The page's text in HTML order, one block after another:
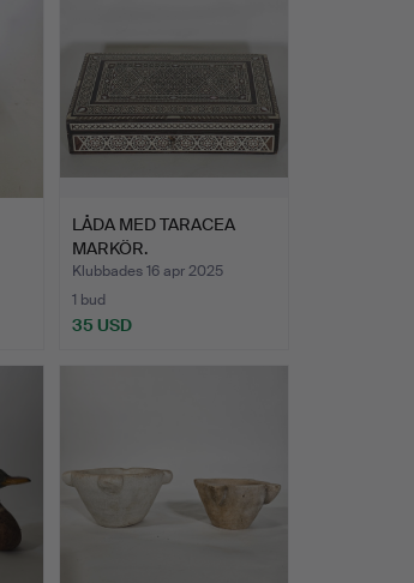
LÅDA MED TARACEA
MARKÖR.
Klubbades 16 apr 2025
1 bud
35 USD